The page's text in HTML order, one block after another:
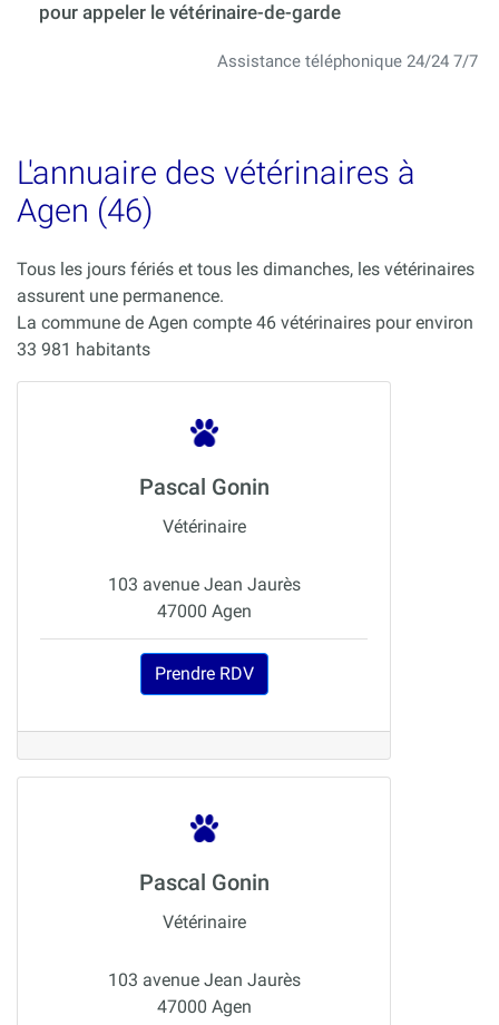
pour appeler le vétérinaire-de-garde
Assistance téléphonique 24/24 7/7
L'annuaire des vétérinaires à
Agen (46)
Tous les jours fériés et tous les dimanches, les vétérinaires
assurent une permanence.
La commune de Agen compte 46 vétérinaires pour environ
33 981 habitants
Pascal Gonin
Vétérinaire
103 avenue Jean Jaurès
47000 Agen
Prendre RDV
Pascal Gonin
Vétérinaire
103 avenue Jean Jaurès
47000 Agen